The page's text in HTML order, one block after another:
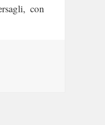
con